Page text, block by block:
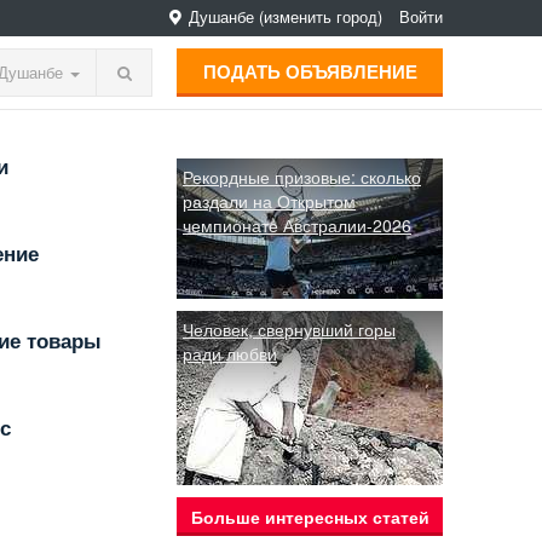
Душанбе (изменить город) Войти
ПОДАТЬ ОБЪЯВЛЕНИЕ
товары
Рекордные призовые: сколько
раздали на Открытом
чемпионате Австралии-2026
Человек, свернувший горы
ради любви
Больше интересных статей